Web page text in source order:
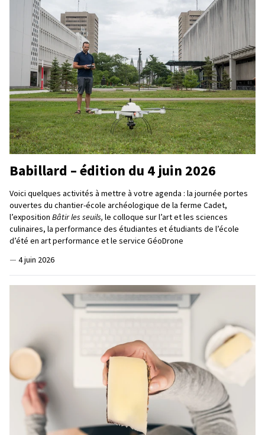
Babillard – édition du 4 juin 2026
Voici quelques activités à mettre à votre agenda : la journée portes
ouvertes du chantier-école archéologique de la ferme Cadet,
l’exposition Bâtir les seuils, le colloque sur l’art et les sciences
culinaires, la performance des étudiantes et étudiants de l’école
d’été en art performance et le service GéoDrone
— 4 juin 2026